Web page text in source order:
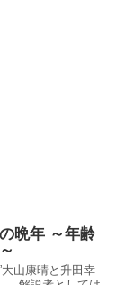
晩年 ～年齢
山康晴と升田幸